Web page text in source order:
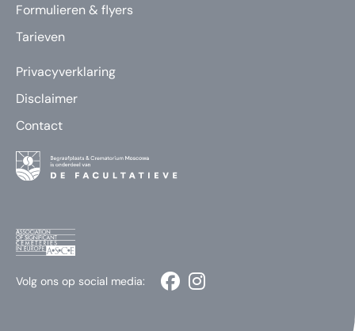
Formulieren & flyers
Tarieven
Privacyverklaring
Disclaimer
Contact
Volg ons op social media: